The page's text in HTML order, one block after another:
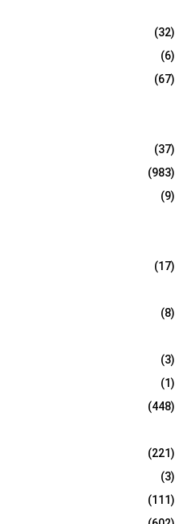
(32)
(6)
(67)
(37)
(983)
(9)
(17)
(8)
(3)
(1)
(448)
(221)
(3)
(111)